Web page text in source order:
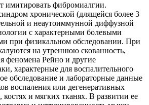
имитировать фибромиалгии.
хронической (длящейся более 3
и неаутоиммунной диффузной
с характерными болевыми
при физикальном обследовании. При
на утреннюю скованность,
феномена Рейно и другие
характерные для воспалительного
обследование и лабораторные данные
воспаления или дегенеративных
костях и мягких тканях. В развитии ее